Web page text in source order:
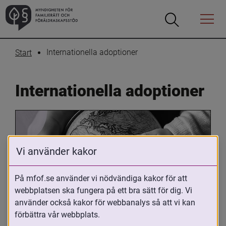
Öppna
Öppna
Menyn
Start Internationella adoptioner
Internationella adoptioner
Oavsett om du är adopterad,
adoptivförälder eller arbetar med
Vi använder kakor
På mfof.se använder vi nödvändiga kakor för att
webbplatsen ska fungera på ett bra sätt för dig. Vi
använder också kakor för webbanalys så att vi kan
förbättra vår webbplats.